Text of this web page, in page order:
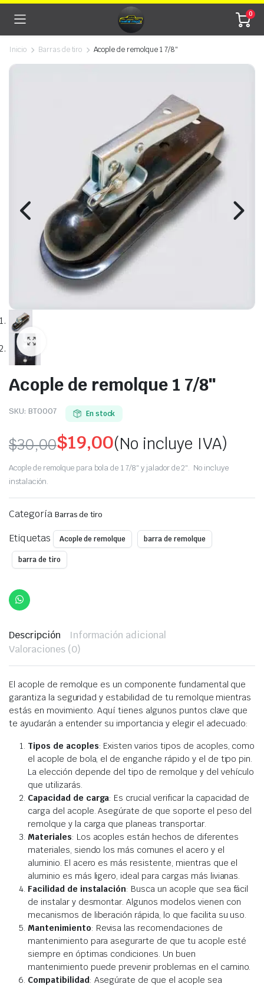
0
Inicio Barras de tiro Acople de remolque 1 7/8″
Acople de remolque 1 7/8″
SKU: BT0007 En stock
$30,00
Original
price
was:
$30,00.
$19,00
Current
price
is:
$19,00.
(No incluye IVA)
Acople de remolque para bola de 1 7/8″ y jalador de 2″. No incluye
instalación.
Categoría Barras de tiro
Etiquetas Acople de remolque barra de remolque
barra de tiro
Descripción
Información adicional
Valoraciones (0)
El acople de remolque es un componente fundamental que
garantiza la seguridad y estabilidad de tu remolque mientras
estás en movimiento. Aquí tienes algunos puntos clave que
te ayudarán a entender su importancia y elegir el adecuado:
Tipos de acoples: Existen varios tipos de acoples, como
el acople de bola, el de enganche rápido y el de tipo pin.
La elección depende del tipo de remolque y del vehículo
que utilizarás.
Capacidad de carga: Es crucial verificar la capacidad de
carga del acople. Asegúrate de que soporte el peso del
remolque y la carga que planeas transportar.
Materiales: Los acoples están hechos de diferentes
materiales, siendo los más comunes el acero y el
aluminio. El acero es más resistente, mientras que el
aluminio es más ligero, ideal para cargas más livianas.
Facilidad de instalación: Busca un acople que sea fácil
de instalar y desmontar. Algunos modelos vienen con
mecanismos de liberación rápida, lo que facilita su uso.
Mantenimiento: Revisa las recomendaciones de
mantenimiento para asegurarte de que tu acople esté
siempre en óptimas condiciones. Un buen
mantenimiento puede prevenir problemas en el camino.
Compatibilidad: Asegúrate de que el acople sea